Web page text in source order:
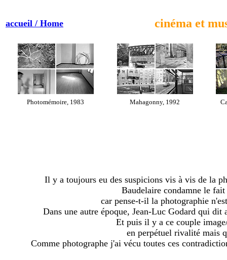
accueil / Home cinéma et
Photomémoire, 1983 Mahagonny, 1992
Il y a toujours eu des suspicions vis à vis de la
Baudelaire condamne le
car pense-t-il la photographie
Dans une autre époque, Jean-Luc Godard qui
Et puis il y a ce couple
en perpétuel rivalité mais
Comme photographe j'ai vécu toutes ces